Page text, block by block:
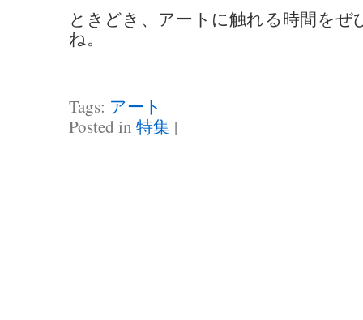
ときどき、アートに触れる時間をぜ
ね。
Tags: アート
Posted in 特集 |